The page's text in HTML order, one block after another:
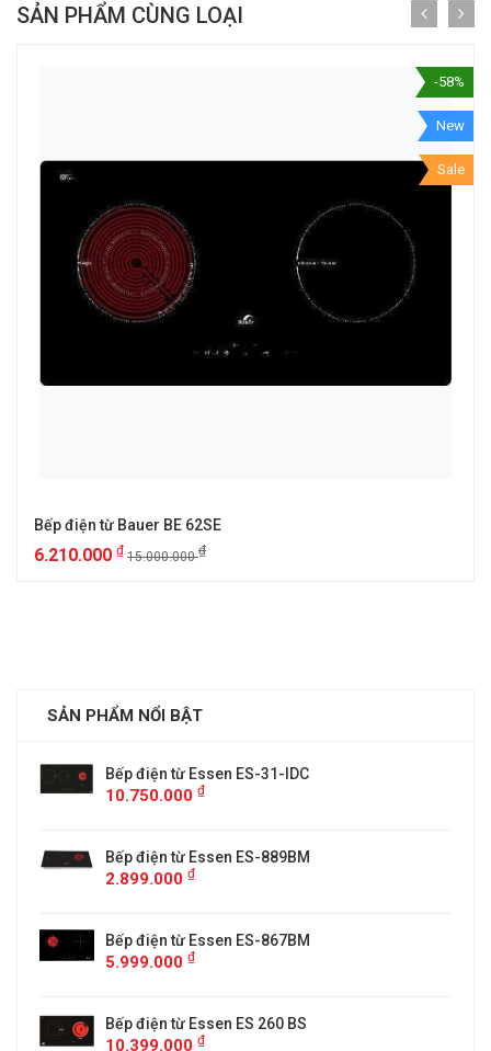
SẢN PHẨM CÙNG LOẠI
-58%
New
Sale
Bếp điện từ Bauer BE 62SE
6.210.000 ₫ 15.000.000₫
SẢN PHẨM NỔI BẬT
Bếp điện từ Essen ES-31-IDC
10.750.000 ₫
Bếp điện từ Essen ES-889BM
2.899.000 ₫
Bếp điện từ Essen ES-867BM
5.999.000 ₫
Bếp điện từ Essen ES 260 BS
10.399.000 ₫